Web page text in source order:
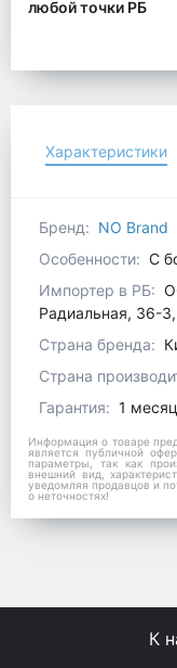
любой точки РБ
Характеристики
Бренд: NO Brand
Особенности: С
Импортер в РБ:
Радиальная, 36-
Страна бренда:
Страна
Гарантия: 1 месяц
Информация о товаре
является публичной
параметры, так как
внешний вид,
уведомляя продавцов и
о неточностях!
К